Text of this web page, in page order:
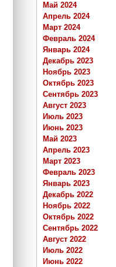
Май 2024
Апрель 2024
Март 2024
Февраль 2024
Январь 2024
Декабрь 2023
Ноябрь 2023
Октябрь 2023
Сентябрь 2023
Август 2023
Июль 2023
Июнь 2023
Май 2023
Апрель 2023
Март 2023
Февраль 2023
Январь 2023
Декабрь 2022
Ноябрь 2022
Октябрь 2022
Сентябрь 2022
Август 2022
Июль 2022
Июнь 2022